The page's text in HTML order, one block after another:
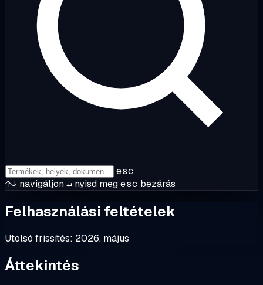
esc
↑↓ navigáljon↵ nyisd megesc bezárás
Felhasználási feltételek
Utolsó frissítés: 2026. május
Áttekintés